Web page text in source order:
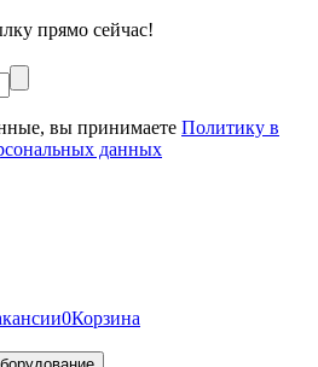
прямо сейчас!
вы принимаете Политику в
данных
0Корзина